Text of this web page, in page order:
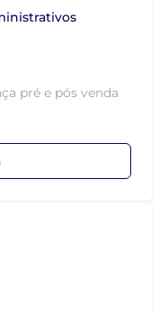
pré e pós venda